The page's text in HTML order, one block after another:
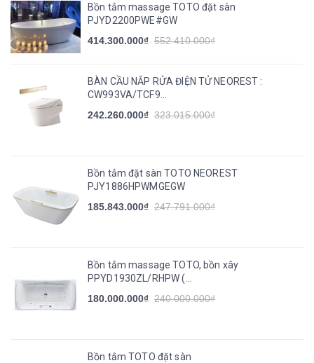
Bồn tắm massage TOTO đặt sàn
PJYD2200PWE#GW
414.300.000₫ 552.410.000₫
BÀN CẦU NẮP RỬA ĐIỆN TỬ NEOREST :
CW993VA/TCF9...
242.260.000₫ 323.015.000₫
Bồn tắm đặt sàn TOTO NEOREST
PJY1886HPWMGEGW
185.843.000₫ 247.791.000₫
Bồn tắm massage TOTO, bồn xây
PPYD1930ZL/RHPW (...
180.000.000₫ 240.000.000₫
Bồn tắm TOTO đặt sàn